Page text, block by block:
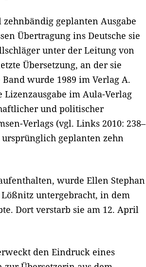
geplanten Ausgabe
Übertragung ins Deutsche sie
unter der Leitung von
Übersetzung, an der sie
wurde 1989 im Verlag A.
im Aula-Verlag
und politischer
Verlags (vgl. Links 2010: 238–
geplanten zehn
wurde Ellen Stephan
untergebracht, in dem
Dort verstarb sie am 12. April
den Eindruck eines